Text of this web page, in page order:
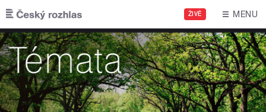
Přejít k hlavnímu obsahu
ŽIVĚ MENU